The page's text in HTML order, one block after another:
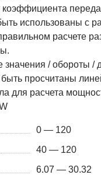
коэффициента
использованы с
расчете
/ обороты /
просчитаны
для расчета
0 — 120
40 — 120
6.07 — 30.32